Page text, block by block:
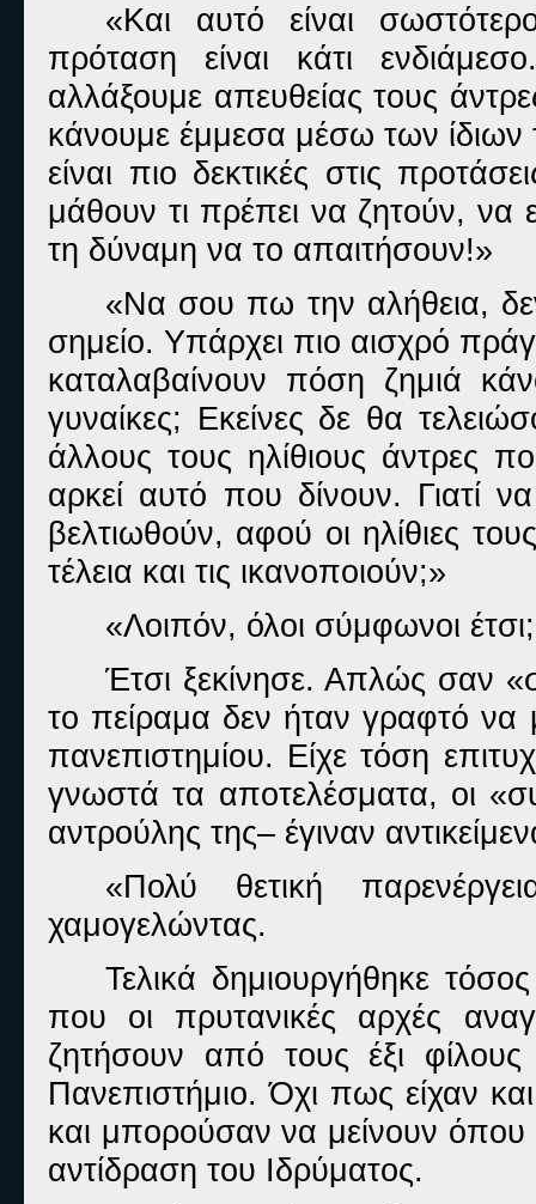
«Και αυτό είναι
πρόταση είναι κάτι
αλλάξουμε απευθείας τους
κάνουμε έμμεσα μέσω των ίδιων
είναι πιο δεκτικές στις
μάθουν τι πρέπει να ζητούν, να
τη δύναμη να το απαιτήσουν!»
«Να σου πω την αλήθεια, δεν
σημείο. Υπάρχει πιο αισχρό
καταλαβαίνουν πόση ζημιά
γυναίκες; Εκείνες δε θα
άλλους τους ηλίθιους άντρες
αρκεί αυτό που δίνουν. Γιατί
βελτιωθούν, αφού οι ηλίθιες
τέλεια και τις ικανοποιούν;»
«Λοιπόν, όλοι σύμφωνοι
Έτσι ξεκίνησε. Απλώς σαν
το πείραμα δεν ήταν γραφτό να
πανεπιστημίου. Είχε τόση
γνωστά τα αποτελέσματα, οι
αντρούλης της– έγιναν
«Πολύ θετική
χαμογελώντας.
Τελικά δημιουργήθηκε
που οι πρυτανικές αρχές
ζητήσουν από τους έξι
Πανεπιστήμιο. Όχι πως είχαν
και μπορούσαν να μείνουν
αντίδραση του Ιδρύματος.